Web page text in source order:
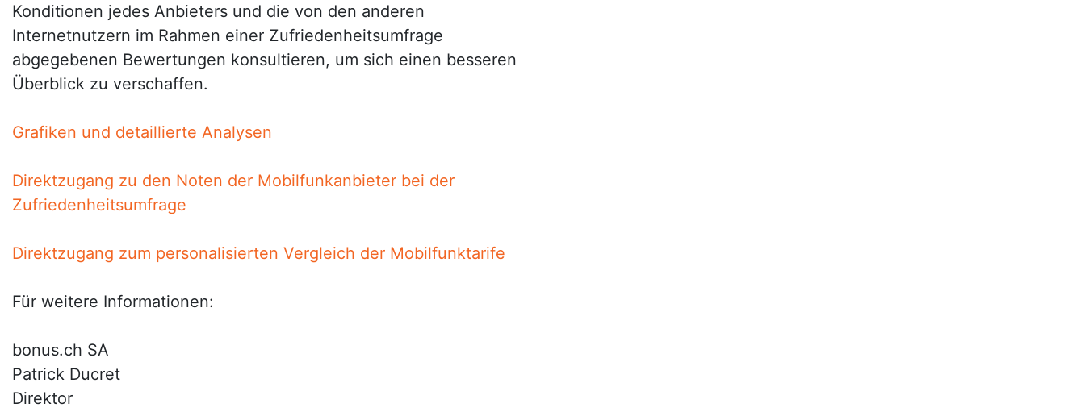
Konditionen jedes Anbieters und die von den anderen
Internetnutzern im Rahmen einer Zufriedenheitsumfrage
abgegebenen Bewertungen konsultieren, um sich einen besseren
Überblick zu verschaffen.
Grafiken und detaillierte Analysen
Direktzugang zu den Noten der Mobilfunkanbieter bei der
Zufriedenheitsumfrage
Direktzugang zum personalisierten Vergleich der Mobilfunktarife
Für weitere Informationen:
bonus.ch SA
Patrick Ducret
Direktor